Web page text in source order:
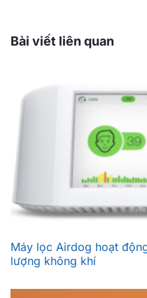
Bài viết liên quan
Máy lọc Airdog hoạt
lượng không khí